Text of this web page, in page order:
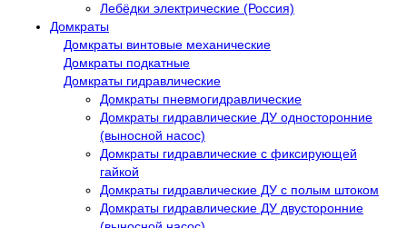
Лебёдки электрические (Россия)
Домкраты
Домкраты винтовые механические
Домкраты подкатные
Домкраты гидравлические
Домкраты пневмогидравлические
Домкраты гидравлические ДУ односторонние
(выносной насос)
Домкраты гидравлические с фиксирующей
гайкой
Домкраты гидравлические ДУ c полым штоком
Домкраты гидравлические ДУ двусторонние